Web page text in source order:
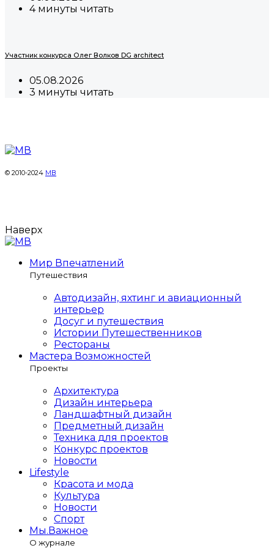
4 минуты читать
Участник конкурса Олег Волков DG architect
05.08.2026
3 минуты читать
© 2010-2024 МВ
Наверх
Мир Впечатлений
Путешествия
Автодизайн, яхтинг и авиационный
интерьер
Досуг и путешествия
Истории Путешественников
Рестораны
Мастера Возможностей
Проекты
Архитектура
Дизайн интерьера
Ландшафтный дизайн
Предметный дизайн
Техника для проектов
Конкурс проектов
Новости
Lifestyle
Красота и мода
Культура
Новости
Спорт
Мы.Важное
О журнале